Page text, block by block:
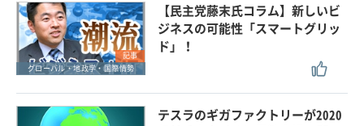
記事
グローバル・地政学・国際情勢
【民主党藤末氏コラム】新しいビ
ジネスの可能性「スマートグリッ
ド」！
テスラのギガファクトリーが2020